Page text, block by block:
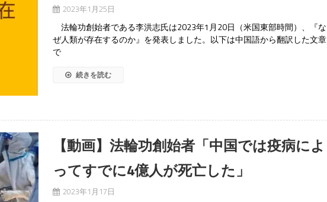
2023年1月25日
法輪功創始者である李洪志氏は2023年1月20日（米国東部時間）、『な
ぜ人類が存在するのか』を発表しました。以下は中国語から翻訳した文章
で
続きを読む
【動画】法輪功創始者「中国では疫病によ
ってすでに4億人が死亡した」
2023年1月17日